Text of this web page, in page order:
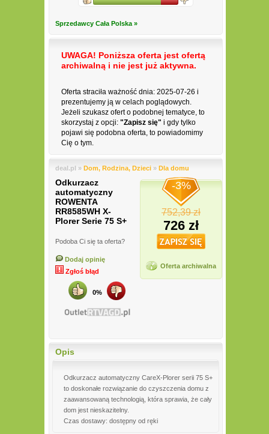
Sprzedawcy Cała Polska »
UWAGA! Poniższa oferta jest ofertą
archiwalną i nie jest już aktywna.
Oferta straciła ważność dnia: 2025-07-26 i
prezentujemy ją w celach poglądowych.
Jeżeli szukasz ofert o podobnej tematyce, to
skorzystaj z opcji: "Zapisz się" i gdy tylko
pojawi się podobna oferta, to powiadomimy
Cię o tym.
deal.pl » Dom, Rodzina, Dzieci » Dla domu
Odkurzacz
automatyczny
ROWENTA
RR8585WH X-
Plorer Serie 75 S+
Podoba Ci się ta oferta?
Dodaj opinię
Zgłoś błąd
0%
-3%
752,39 zł
726 zł
Oferta archiwalna
Opis
Odkurzacz automatyczny CareX-Plorer serii 75 S+
to doskonałe rozwiązanie do czyszczenia domu z
zaawansowaną technologią, która sprawia, że cały
dom jest nieskazitelny.
Czas dostawy: dostępny od ręki